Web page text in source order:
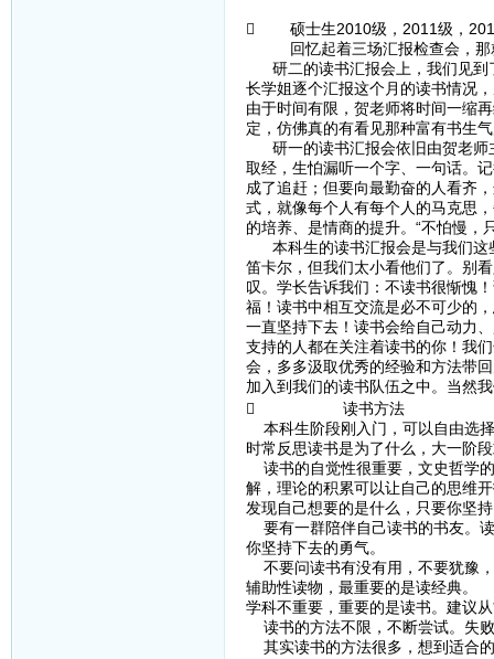
 硕士生2010级，2011级，
回忆起着三场汇报检查会，那
研二的读书汇报会上，我们见到
长学姐逐个汇报这个月的读书情况
由于时间有限，贺老师将时间一缩
定，仿佛真的有看见那种富有书生
研一的读书汇报会依旧由贺老师
取经，生怕漏听一个字、一句话。
成了追赶；但要向最勤奋的人看齐
式，就像每个人有每个人的马克思
的培养、是情商的提升。“不怕慢，
本科生的读书汇报会是与我们这
笛卡尔，但我们太小看他们了。别
叹。学长告诉我们：不读书很惭愧
福！读书中相互交流是必不可少的
一直坚持下去！读书会给自己动力
支持的人都在关注着读书的你！我
会，多多汲取优秀的经验和方法带
加入到我们的读书队伍之中。当然
 读书方法
本科生阶段刚入门，可以自由选
时常反思读书是为了什么，大一阶
读书的自觉性很重要，文史哲学
解，理论的积累可以让自己的思维
发现自己想要的是什么，只要你坚
要有一群陪伴自己读书的书友。
你坚持下去的勇气。
不要问读书有没有用，不要犹豫
辅助性读物，最重要的是读经典。
学科不重要，重要的是读书。建议
读书的方法不限，不断尝试。失
其实读书的方法很多，想到适合